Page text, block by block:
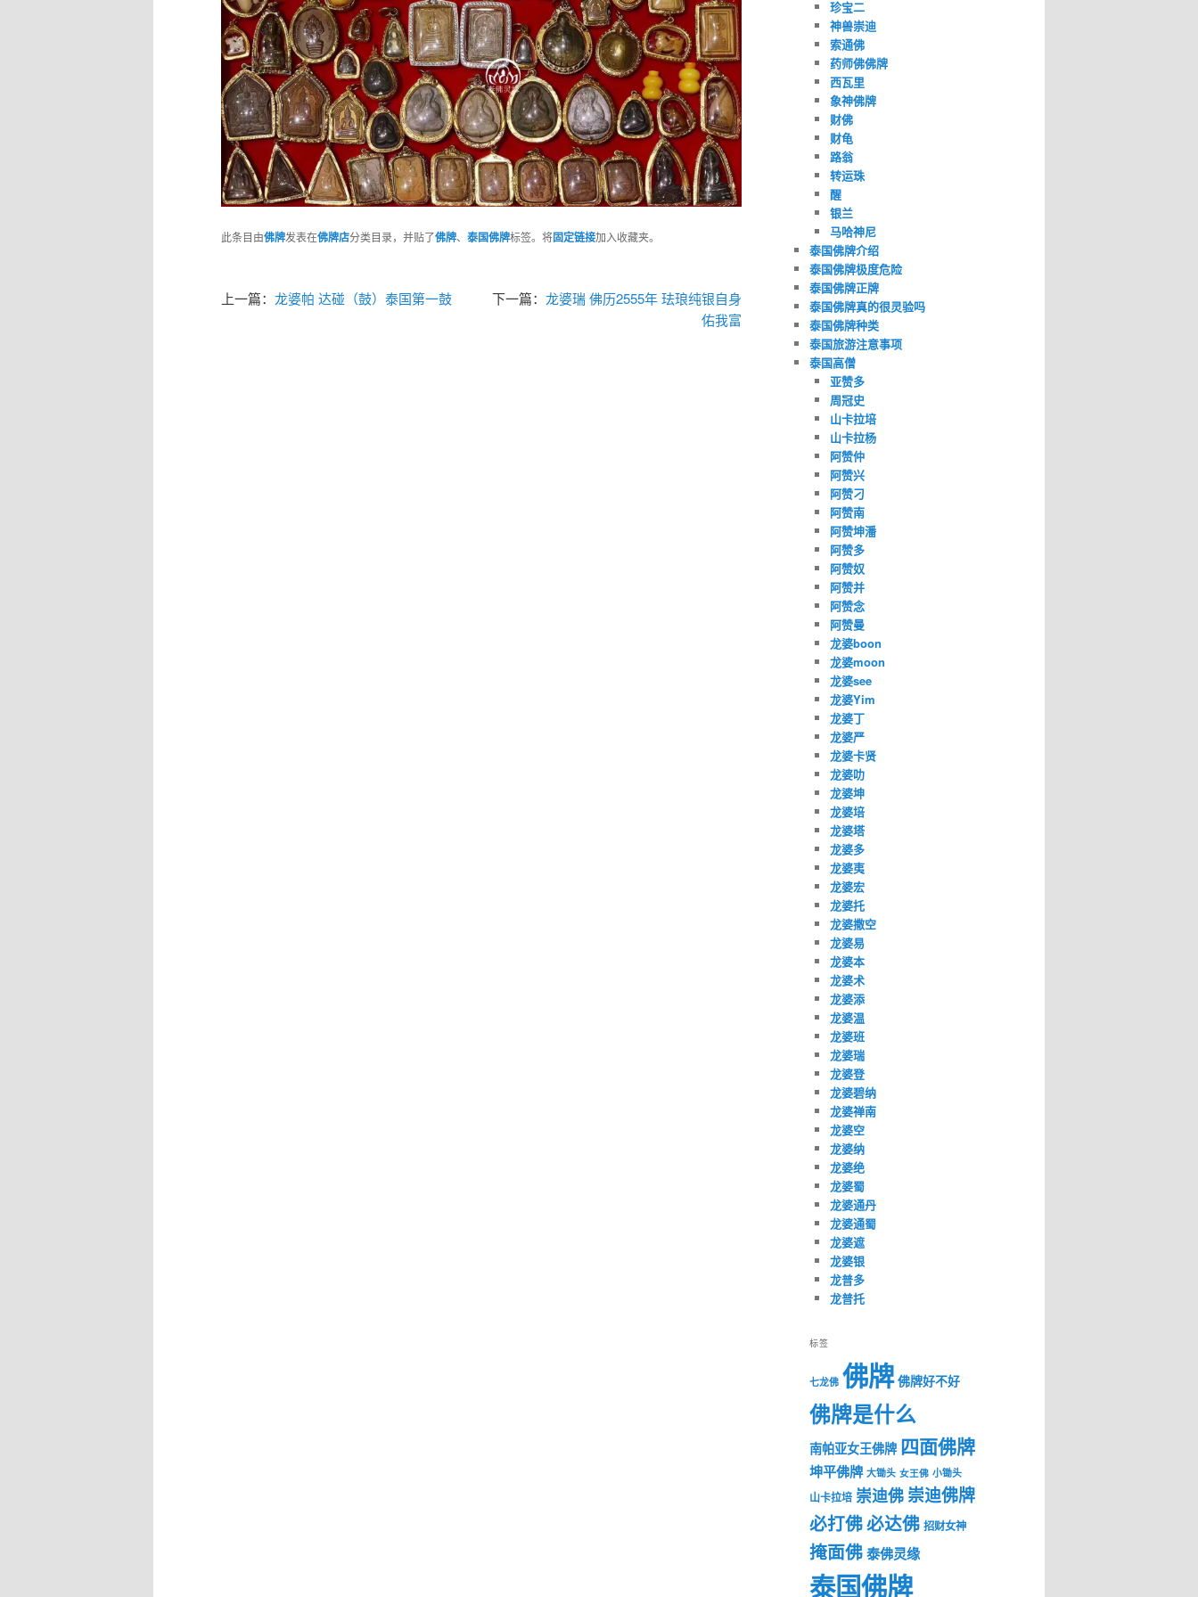
此条目由佛牌发表在佛牌店分类目录，并贴了佛牌、 泰国佛牌标签。将固定链接加入收藏夹。
上一篇： 龙婆帕 达碰（鼓）泰国第一鼓 下一篇： 龙婆瑞 佛历2555年 珐琅纯银自身
佑我富
珍宝二
神兽崇迪
索通佛
药师佛佛牌
西瓦里
象神佛牌
财佛
财龟
路翁
转运珠
醒
银兰
马哈神尼
泰国佛牌介绍
泰国佛牌极度危险
泰国佛牌正牌
泰国佛牌真的很灵验吗
泰国佛牌种类
泰国旅游注意事项
泰国高僧
亚赞多
周冠史
山卡拉培
山卡拉杨
阿赞仲
阿赞兴
阿赞刁
阿赞南
阿赞坤潘
阿赞多
阿赞奴
阿赞并
阿赞念
阿赞曼
龙婆boon
龙婆moon
龙婆see
龙婆Yim
龙婆丁
龙婆严
龙婆卡贤
龙婆叻
龙婆坤
龙婆培
龙婆塔
龙婆多
龙婆夷
龙婆宏
龙婆托
龙婆撒空
龙婆易
龙婆本
龙婆术
龙婆添
龙婆温
龙婆班
龙婆瑞
龙婆登
龙婆碧纳
龙婆禅南
龙婆空
龙婆纳
龙婆绝
龙婆蜀
龙婆通丹
龙婆通蜀
龙婆遮
龙婆银
龙普多
龙普托
标签
七龙佛 佛牌 佛牌好不好
佛牌是什么
南帕亚女王佛牌 四面佛牌
坤平佛牌 大锄头 女王佛 小锄头
山卡拉培 崇迪佛崇迪佛牌
必打佛必达佛 招财女神
掩面佛泰佛灵缘
泰国佛牌